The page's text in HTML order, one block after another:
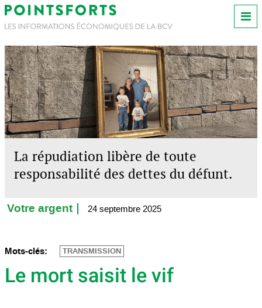
La répudiation libère de toute
responsabilité des dettes du défunt.
Votre argent 24 septembre 2025
Mots-clés: TRANSMISSION
Le mort saisit le vif